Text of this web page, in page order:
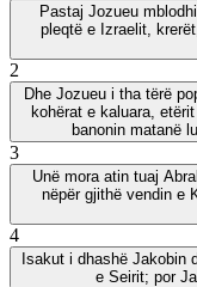
Pastaj Jozueu
pleqtë e Izraelit,
2
Dhe Jozueu i tha tërë
kohërat e kaluara,
banonin matanë
3
Unë mora atin tuaj
nëpër gjithë vendin e
4
Isakut i dhashë Jakobin
e Seirit; por